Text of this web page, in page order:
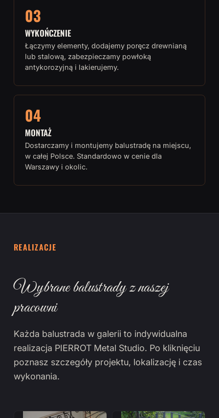
03
WYKOŃCZENIE
Łączymy elementy, dodajemy poręcz drewnianą
lub stalową, zabezpieczamy powłoką
antykorozyjną i lakierujemy.
04
MONTAŻ
Dostarczamy i montujemy balustradę na miejscu,
w całej Polsce. Standardowo w cenie dla
Warszawy i okolic.
REALIZACJE
Wybrane balustrady z naszej
pracowni
Każda balustrada w galerii to indywidualna
realizacja PIERROT Metal Studio. Po kliknięciu
poznasz szczegóły projektu, lokalizację i czas
wykonania.